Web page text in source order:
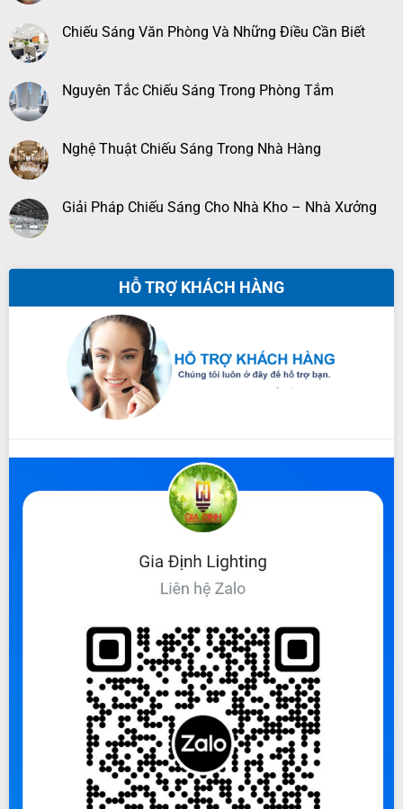
Chiếu Sáng Văn Phòng Và Những Điều Cần Biết
Nguyên Tắc Chiếu Sáng Trong Phòng Tắm
Nghệ Thuật Chiếu Sáng Trong Nhà Hàng
Giải Pháp Chiếu Sáng Cho Nhà Kho – Nhà Xưởng
HỖ TRỢ KHÁCH HÀNG